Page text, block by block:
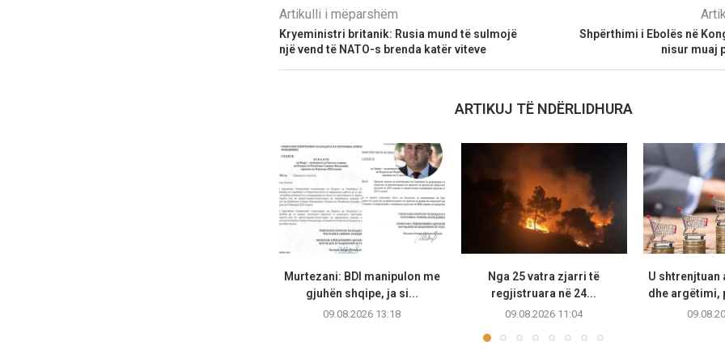
Artikulli i mëparshëm
Kryeministri britanik: Rusia mund të sulmojë
një vend të NATO-s brenda katër viteve
Shpërthimi i Ebolës në
nisur muaj
ARTIKUJ TË NDËRLIDHURA
Murtezani: BDI manipulon me
gjuhën shqipe, ja si...
09.08.2026 13:18
Nga 25 vatra zjarri të
regjistruara në 24...
09.08.2026 11:04
U
dhe argëtimi,